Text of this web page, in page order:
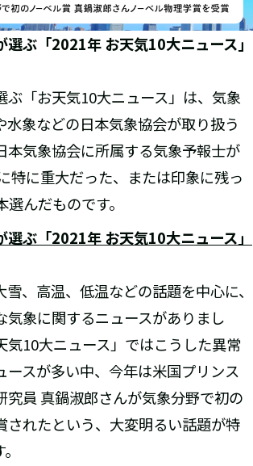
ぶ「2021年 お天気10大ニュース」
ぶ「お天気10大ニュース」は、気象
水象などの日本気象協会が取り扱う
本気象協会に所属する気象予報士が
特に重大だった、または印象に残っ
んだものです。
ぶ「2021年 お天気10大ニュース」
、高温、低温などの話題を中心に、
気象に関するニュースがありまし
気10大ニュース」ではこうした異常
ースが多い中、今年は米国プリンス
究員 真鍋淑郎さんが気象分野で初の
されたという、大変明るい話題が特